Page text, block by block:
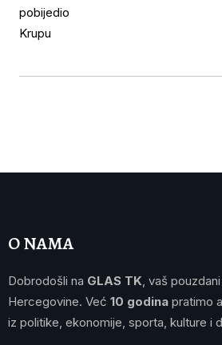
O NAMA
Dobrodošli na GLAS TK, vaš
Hercegovine. Već 10 godina pratimo
iz politike, ekonomije, sporta, kulture i